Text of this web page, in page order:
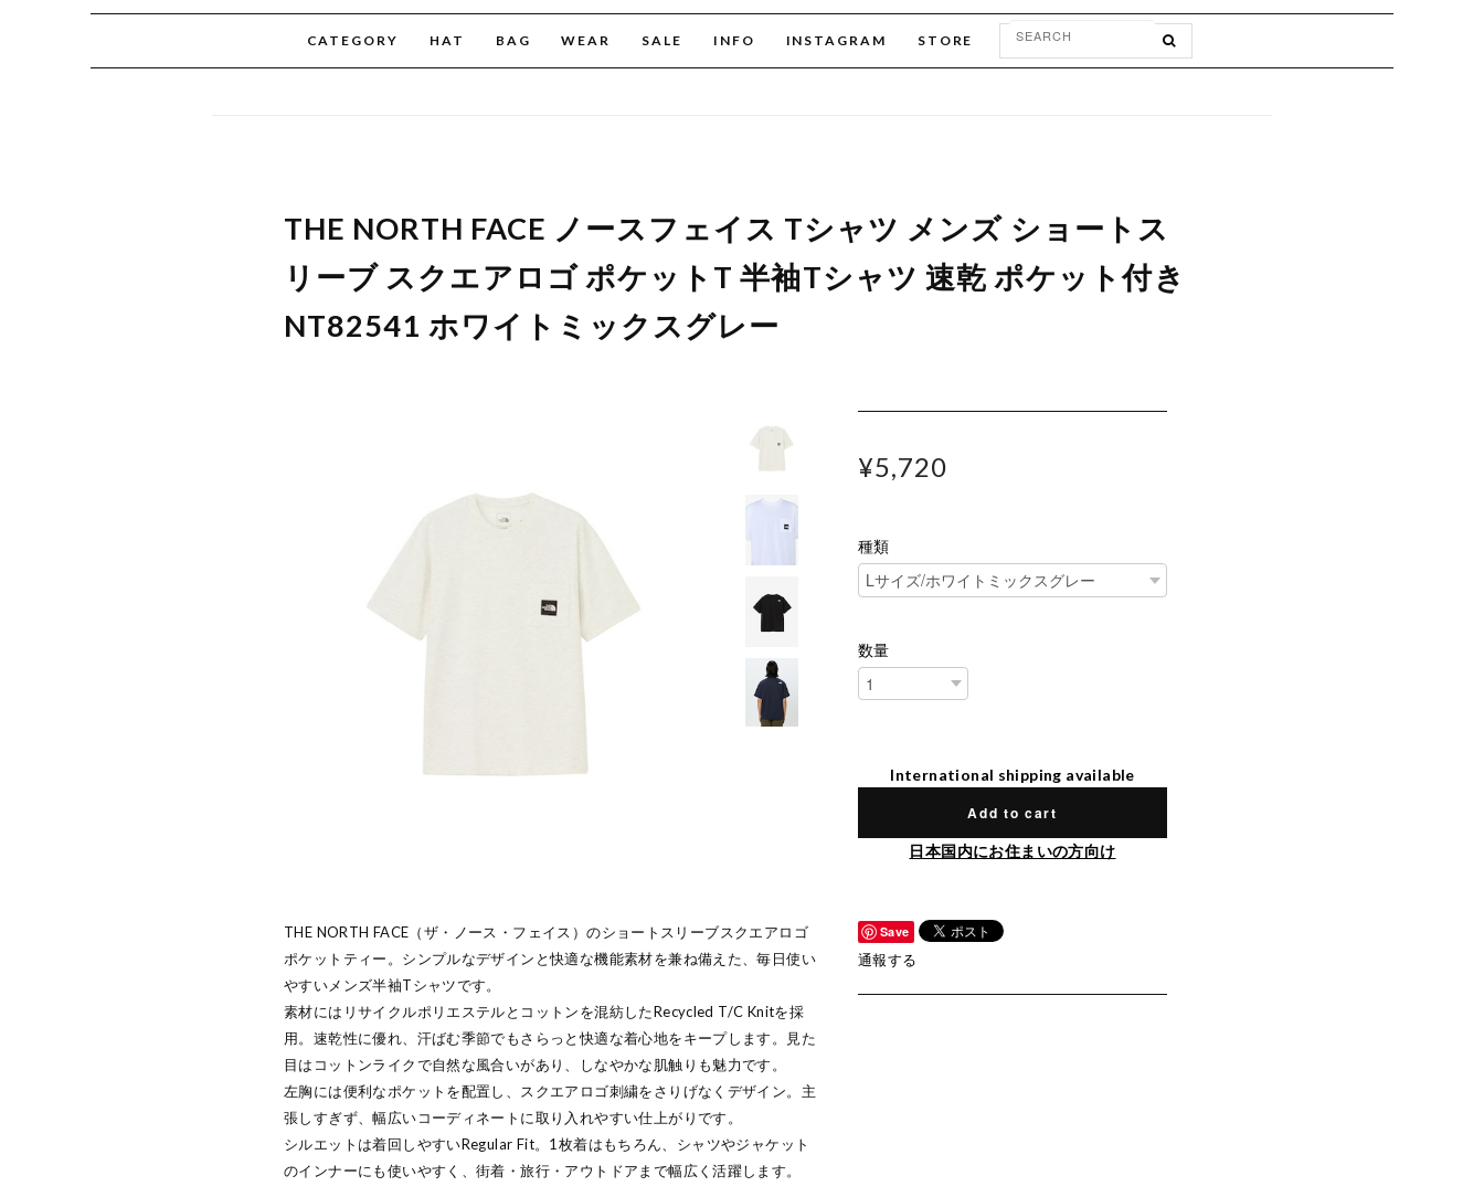
CATEGORY HAT BAG WEAR SALE INFO INSTAGRAM STORE
THE NORTH FACE ノースフェイス Tシャツ メンズ ショートス
リーブ スクエアロゴ ポケットT 半袖Tシャツ 速乾 ポケット付き
NT82541 ホワイトミックスグレー
THE NORTH FACE（ザ・ノース・フェイス）のショートスリーブスクエアロゴ
ポケットティー。シンプルなデザインと快適な機能素材を兼ね備えた、毎日使い
やすいメンズ半袖Tシャツです。
素材にはリサイクルポリエステルとコットンを混紡したRecycled T/C Knitを採
用。速乾性に優れ、汗ばむ季節でもさらっと快適な着心地をキープします。見た
目はコットンライクで自然な風合いがあり、しなやかな肌触りも魅力です。
左胸には便利なポケットを配置し、スクエアロゴ刺繍をさりげなくデザイン。主
張しすぎず、幅広いコーディネートに取り入れやすい仕上がりです。
シルエットは着回しやすいRegular Fit。1枚着はもちろん、シャツやジャケット
のインナーにも使いやすく、街着・旅行・アウトドアまで幅広く活躍します。
¥5,720
種類
数量
International shipping available
Add to cart
日本国内にお住まいの方向け
Save
通報する